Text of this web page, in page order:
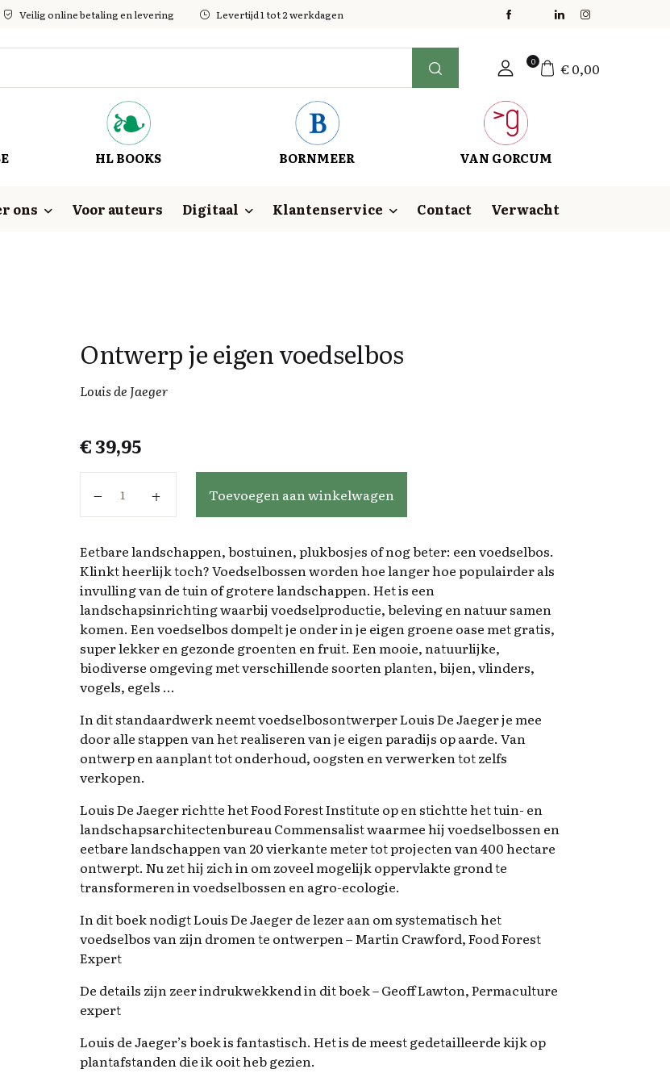
Veilig online betaling en levering Levertijd 1 tot 2 werkdagen
0 €0,00
HL BOOKS BORNMEER VAN GORCUM
ons Voor auteurs Digitaal Klantenservice Contact Verwacht
Ontwerp je eigen voedselbos
Louis de Jaeger
€39,95
Toevoegen aan winkelwagen
Eetbare landschappen, bostuinen, plukbosjes of nog beter: een voedselbos.
Klinkt heerlijk toch? Voedselbossen worden hoe langer hoe populairder als
invulling van de tuin of grotere landschappen. Het is een
landschapsinrichting waarbij voedselproductie, beleving en natuur samen
komen. Een voedselbos dompelt je onder in je eigen groene oase met gratis,
super lekker en gezonde groenten en fruit. Een mooie, natuurlijke,
biodiverse omgeving met verschillende soorten planten, bijen, vlinders,
vogels, egels …
In dit standaardwerk neemt voedselbosontwerper Louis De Jaeger je mee
door alle stappen van het realiseren van je eigen paradijs op aarde. Van
ontwerp en aanplant tot onderhoud, oogsten en verwerken tot zelfs
verkopen.
Louis De Jaeger richtte het Food Forest Institute op en stichtte het tuin- en
landschapsarchitectenbureau Commensalist waarmee hij voedselbossen en
eetbare landschappen van 20 vierkante meter tot projecten van 400 hectare
ontwerpt. Nu zet hij zich in om zoveel mogelijk oppervlakte grond te
transformeren in voedselbossen en agro-ecologie.
In dit boek nodigt Louis De Jaeger de lezer aan om systematisch het
voedselbos van zijn dromen te ontwerpen – Martin Crawford, Food Forest
Expert
De details zijn zeer indrukwekkend in dit boek – Geoff Lawton, Permaculture
expert
Louis de Jaeger’s boek is fantastisch. Het is de meest gedetailleerde kijk op
plantafstanden die ik ooit heb gezien.